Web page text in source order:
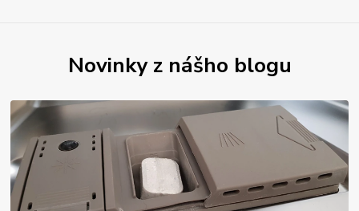
Novinky z nášho blogu